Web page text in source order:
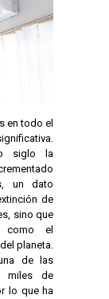
en todo el
siglo la
un dato
de
sino que
como el
planeta.
de las
miles de
lo que ha